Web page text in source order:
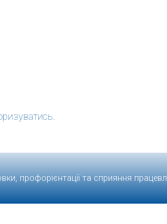
.
профорієнтації та сприяння